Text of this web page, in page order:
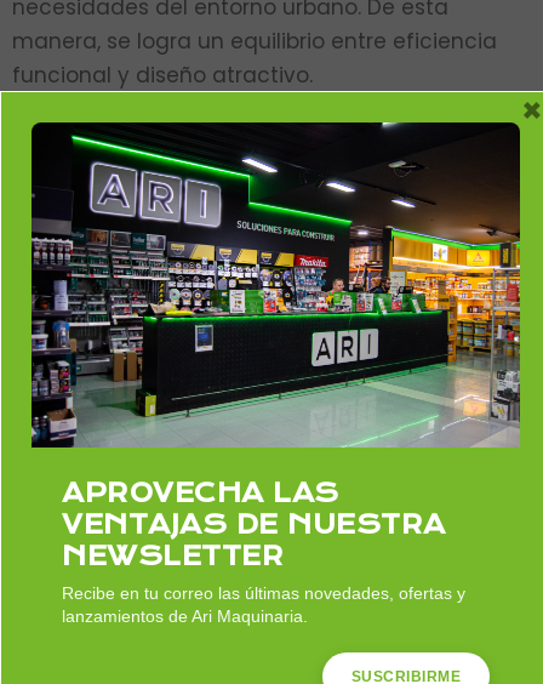
necesidades del entorno urbano. De esta
manera, se logra un equilibrio entre eficiencia
funcional y diseño atractivo.
Otro punto a favor de las fachadas SATE es su
capacidad para actuar como una capa
protectora duradera contra los elementos. El
revestimiento exterior no solo mejora la
resistencia a la intemperie, sino que también
protege la estructura subyacente de la
humedad y otros factores ambientales. Esta
característica no solo garantiza la longevidad
de la fachada sino que también reduce los
costos de mantenimiento a lo largo del tiempo.
Nuestra Dirección
APROVECHA LAS
VENTAJAS DE NUESTRA
NEWSLETTER
Recibe en tu correo las últimas novedades, ofertas y
lanzamientos de Ari Maquinaria.
SUSCRIBIRME
×